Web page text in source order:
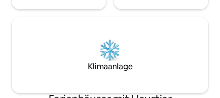
Klimaanlage und Schubladen zur
Klimaanlage